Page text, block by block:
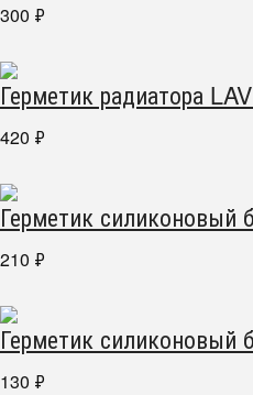
300 ₽
Герметик радиатора
420 ₽
Герметик
210 ₽
Герметик
130 ₽